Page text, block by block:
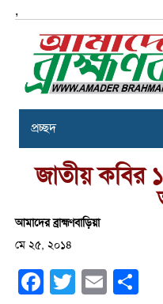
,
প্রচ্ছদ
জাতীয় কবির
আমাদের ব্রাহ্মণবাড়িয়া
মে ২৫, ২০১৪
Facebook
Twitter Email